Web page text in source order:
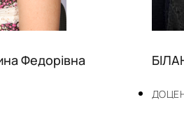
Федорівна